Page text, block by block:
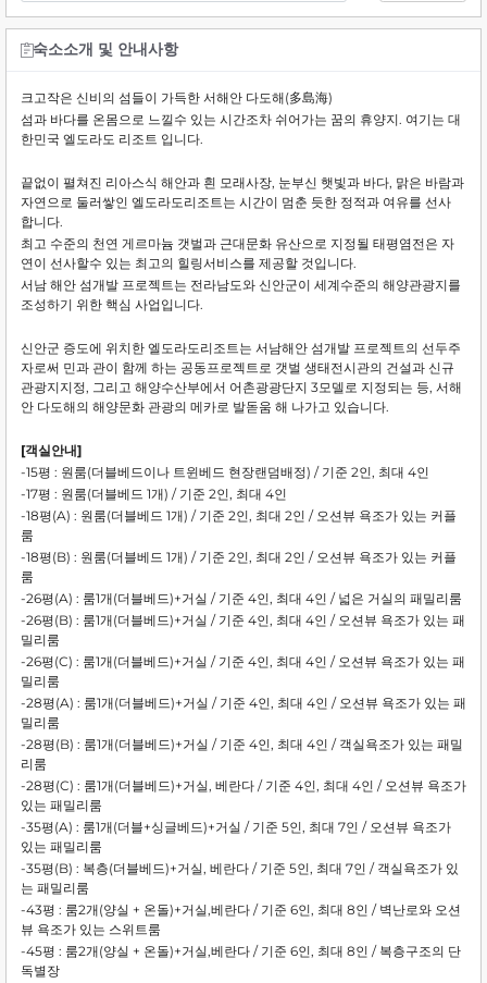
숙소소개 및 안내사항
크고작은 신비의 섬들이 가득한 서해안 다도해(多島海)
섬과 바다를 온몸으로 느낄수 있는 시간조차 쉬어가는 꿈의 휴양지. 여기는 대
한민국 엘도라도 리조트 입니다.
끝없이 펼쳐진 리아스식 해안과 흰 모래사장, 눈부신 햇빛과 바다, 맑은 바람과
자연으로 둘러쌓인 엘도라도리조트는 시간이 멈춘 듯한 정적과 여유를 선사
합니다.
최고 수준의 천연 게르마늄 갯벌과 근대문화 유산으로 지정될 태평염전은 자
연이 선사할수 있는 최고의 힐링서비스를 제공할 것입니다.
서남 해안 섬개발 프로젝트는 전라남도와 신안군이 세계수준의 해양관광지를
조성하기 위한 핵심 사업입니다.
신안군 증도에 위치한 엘도라도리조트는 서남해안 섬개발 프로젝트의 선두주
자로써 민과 관이 함께 하는 공동프로젝트로 갯벌 생태전시관의 건설과 신규
관광지지정, 그리고 해양수산부에서 어촌광광단지 3모델로 지정되는 등, 서해
안 다도해의 해양문화 관광의 메카로 발돋움 해 나가고 있습니다.
[객실안내]
-15평 : 원룸(더블베드이나 트윈베드 현장랜덤배정) / 기준 2인, 최대 4인
-17평 : 원룸(더블베드 1개) / 기준 2인, 최대 4인
-18평(A) : 원룸(더블베드 1개) / 기준 2인, 최대 2인 / 오션뷰 욕조가 있는 커플
룸
-18평(B) : 원룸(더블베드 1개) / 기준 2인, 최대 2인 / 오션뷰 욕조가 있는 커플
룸
-26평(A) : 룸1개(더블베드)+거실 / 기준 4인, 최대 4인 / 넓은 거실의 패밀리룸
-26평(B) : 룸1개(더블베드)+거실 / 기준 4인, 최대 4인 / 오션뷰 욕조가 있는 패
밀리룸
-26평(C) : 룸1개(더블베드)+거실 / 기준 4인, 최대 4인 / 오션뷰 욕조가 있는 패
밀리룸
-28평(A) : 룸1개(더블베드)+거실 / 기준 4인, 최대 4인 / 오션뷰 욕조가 있는 패
밀리룸
-28평(B) : 룸1개(더블베드)+거실 / 기준 4인, 최대 4인 / 객실욕조가 있는 패밀
리룸
-28평(C) : 룸1개(더블베드)+거실, 베란다 / 기준 4인, 최대 4인 / 오션뷰 욕조가
있는 패밀리룸
-35평(A) : 룸1개(더블+싱글베드)+거실 / 기준 5인, 최대 7인 / 오션뷰 욕조가
있는 패밀리룸
-35평(B) : 복층(더블베드)+거실, 베란다 / 기준 5인, 최대 7인 / 객실욕조가 있
는 패밀리룸
-43평 : 룸2개(양실 + 온돌)+거실,베란다 / 기준 6인, 최대 8인 / 벽난로와 오션
뷰 욕조가 있는 스위트룸
-45평 : 룸2개(양실 + 온돌)+거실,베란다 / 기준 6인, 최대 8인 / 복층구조의 단
독별장